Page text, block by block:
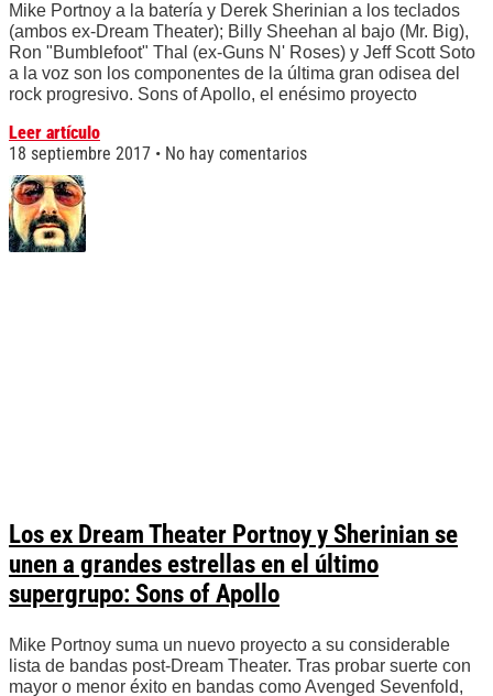
Mike Portnoy a la batería y Derek Sherinian a los teclados
(ambos ex-Dream Theater); Billy Sheehan al bajo (Mr. Big),
Ron "Bumblefoot" Thal (ex-Guns N' Roses) y Jeff Scott Soto
a la voz son los componentes de la última gran odisea del
rock progresivo. Sons of Apollo, el enésimo proyecto
Leer artículo
18 septiembre 2017
No hay comentarios
Los ex Dream Theater Portnoy y Sherinian se
unen a grandes estrellas en el último
supergrupo: Sons of Apollo
Mike Portnoy suma un nuevo proyecto a su considerable
lista de bandas post-Dream Theater. Tras probar suerte con
mayor o menor éxito en bandas como Avenged Sevenfold,